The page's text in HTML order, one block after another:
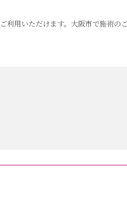
利用いただけます。大阪市で施術の